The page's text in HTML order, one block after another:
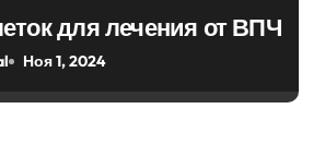
для лечения от ВПЧ
Ноя 1, 2024